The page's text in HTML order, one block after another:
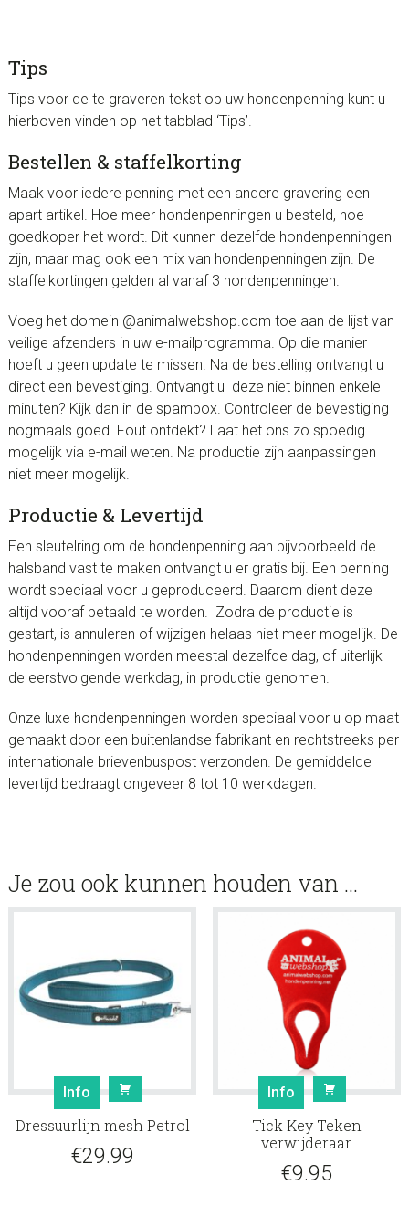
Tips
Tips voor de te graveren tekst op uw hondenpenning kunt u
hierboven vinden op het tabblad ‘Tips’.
Bestellen & staffelkorting
Maak voor iedere penning met een andere gravering een
apart artikel. Hoe meer hondenpenningen u besteld, hoe
goedkoper het wordt. Dit kunnen dezelfde hondenpenningen
zijn, maar mag ook een mix van hondenpenningen zijn. De
staffelkortingen gelden al vanaf 3 hondenpenningen.
Voeg het domein @animalwebshop.com toe aan de lijst van
veilige afzenders in uw e-mailprogramma. Op die manier
hoeft u geen update te missen. Na de bestelling ontvangt u
direct een bevestiging. Ontvangt u deze niet binnen enkele
minuten? Kijk dan in de spambox. Controleer de bevestiging
nogmaals goed. Fout ontdekt? Laat het ons zo spoedig
mogelijk via e-mail weten. Na productie zijn aanpassingen
niet meer mogelijk.
Productie & Levertijd
Een sleutelring om de hondenpenning aan bijvoorbeeld de
halsband vast te maken ontvangt u er gratis bij. Een penning
wordt speciaal voor u geproduceerd. Daarom dient deze
altijd vooraf betaald te worden. Zodra de productie is
gestart, is annuleren of wijzigen helaas niet meer mogelijk. De
hondenpenningen worden meestal dezelfde dag, of uiterlijk
de eerstvolgende werkdag, in productie genomen.
Onze luxe hondenpenningen worden speciaal voor u op maat
gemaakt door een buitenlandse fabrikant en rechtstreeks per
internationale brievenbuspost verzonden. De gemiddelde
levertijd bedraagt ongeveer 8 tot 10 werkdagen.
Je zou ook kunnen houden van …
Info
Dit
heeft
Dressuurlijn mesh Petrol
€29.99
Info
Tick Key Teken
verwijderaar
€9.95